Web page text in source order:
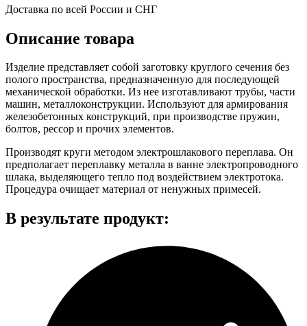
Доставка по всей России и СНГ
Описание товара
Изделие представляет собой заготовку круглого сечения без
полого пространства, предназначенную для последующей
механической обработки. Из нее изготавливают трубы, части
машин, металлоконструкции. Используют для армирования
железобетонных конструкций, при производстве пружин,
болтов, рессор и прочих элементов.
Производят круги методом электрошлакового переплава. Он
предполагает переплавку металла в ванне электропроводного
шлака, выделяющего тепло под воздействием электротока.
Процедура очищает материал от ненужных примесей.
В результате продукт: